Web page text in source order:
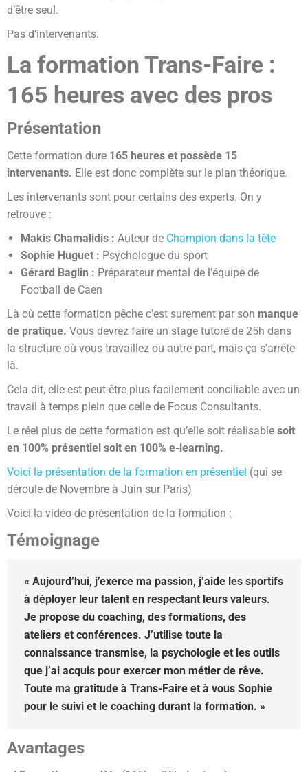
d’être seul.
Pas d’intervenants.
La formation Trans-Faire :
165 heures avec des pros
Présentation
Cette formation dure 165 heures et possède 15
intervenants. Elle est donc complète sur le plan théorique.
Les intervenants sont pour certains des experts. On y
retrouve :
Makis Chamalidis : Auteur de Champion dans la tête
Sophie Huguet : Psychologue du sport
Gérard Baglin : Préparateur mental de l’équipe de
Football de Caen
Là où cette formation pêche c’est surement par son manque
de pratique. Vous devrez faire un stage tutoré de 25h dans
la structure où vous travaillez ou autre part, mais ça s’arrête
là.
Cela dit, elle est peut-être plus facilement conciliable avec un
travail à temps plein que celle de Focus Consultants.
Le réel plus de cette formation est qu’elle soit réalisable soit
en 100% présentiel soit en 100% e-learning.
Voici la présentation de la formation en présentiel (qui se
déroule de Novembre à Juin sur Paris)
Voici la vidéo de présentation de la formation :
Témoignage
« Aujourd’hui, j’exerce ma passion, j’aide les sportifs
à déployer leur talent en respectant leurs valeurs.
Je propose du coaching, des formations, des
ateliers et conférences. J’utilise toute la
connaissance transmise, la psychologie et les outils
que j’ai acquis pour exercer mon métier de rêve.
Toute ma gratitude à Trans-Faire et à vous Sophie
pour le suivi et le coaching durant la formation. »
Avantages